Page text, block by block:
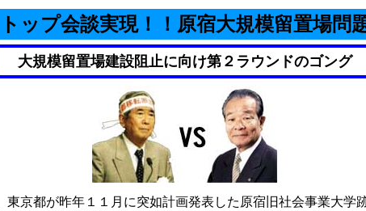
トップ会談実現！！原宿大規模留置場問
大規模留置場建設阻止に向け第２ラウンドのゴング
東京都が昨年１１月に突如計画発表した原宿旧社会事業大学